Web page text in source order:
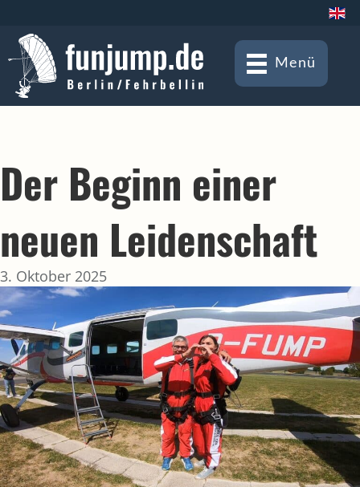
Menü
Der Beginn einer
neuen Leidenschaft
3. Oktober 2025